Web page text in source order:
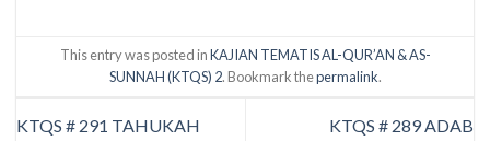
This entry was posted inKAJIAN TEMATIS AL-QUR’AN & AS-
SUNNAH (KTQS) 2. Bookmark thepermalink.
KTQS # 291 TAHUKAH
KTQS # 289 ADAB